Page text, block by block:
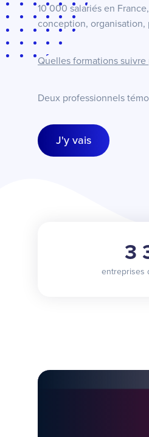
10 000 salariés en
conception,
Quelles formations
Deux professionnels
J'y vais
3
entreprises